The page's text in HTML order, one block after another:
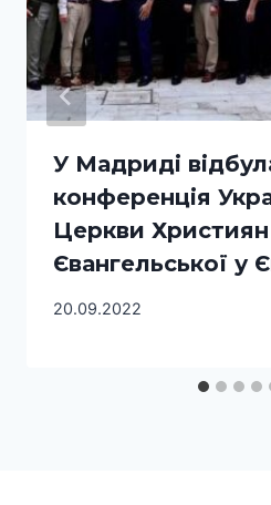
У Мадриді
конференція
Церкви Християн
Євангельської у
20.09.2022